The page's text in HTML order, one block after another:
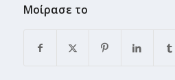
Μοίρασε το